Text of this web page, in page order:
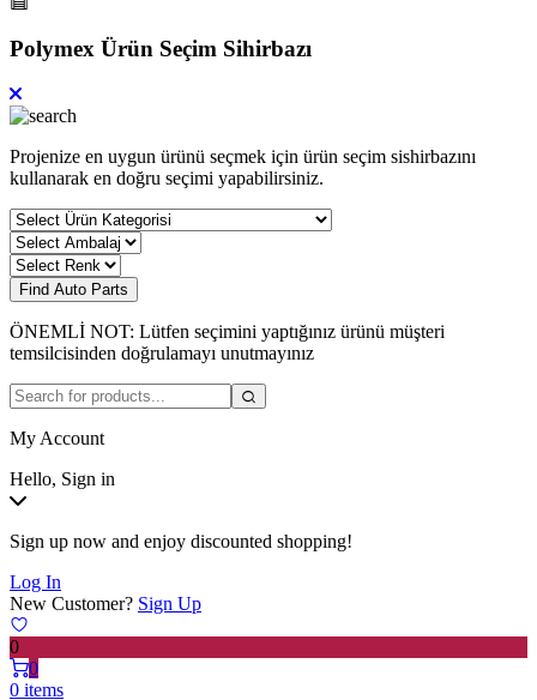
Polymex Ürün Seçim Sihirbazı
Projenize en uygun ürünü seçmek için ürün seçim sishirbazını
kullanarak en doğru seçimi yapabilirsiniz.
Find Auto Parts
ÖNEMLİ NOT: Lütfen seçimini yaptığınız ürünü müşteri
temsilcisinden doğrulamayı unutmayınız
My Account
Hello, Sign in
Sign up now and enjoy discounted shopping!
Log In
New Customer? Sign Up
0
0
0 items